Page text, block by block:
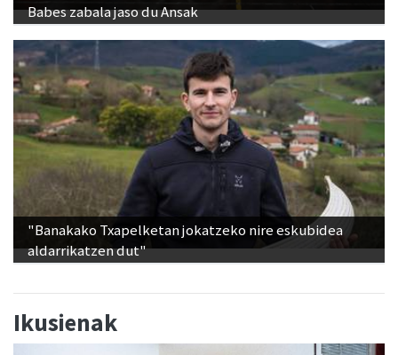
Babes zabala jaso du Ansak
"Banakako Txapelketan jokatzeko nire eskubidea
aldarrikatzen dut"
Ikusienak